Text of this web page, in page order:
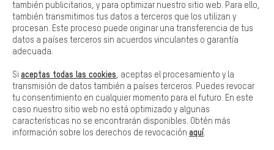
Todos los precios indicados son en euros e sin MwSt, más
gastos de envío aEstados Unidos.
Básica
Las cookies básicas aseguran que puedas usar nuestro sitio web.
también publicitarios, y para optimizar nuestro sitio web. Para ello,
también transmitimos tus datos a terceros que los utilizan y
procesan. Este proceso puede originar una transferencia de tus
datos a países terceros sin acuerdos vinculantes o garantía
adecuada.
Si aceptas todas las cookies , aceptas el procesamiento y la
transmisión de datos también a países terceros. Puedes revocar
tu consentimiento en cualquier momento para el futuro. En este
caso nuestro sitio web no está optimizado y algunas
características no se encontrarán disponibles. Obtén más
información sobre los derechos de revocación aquí.